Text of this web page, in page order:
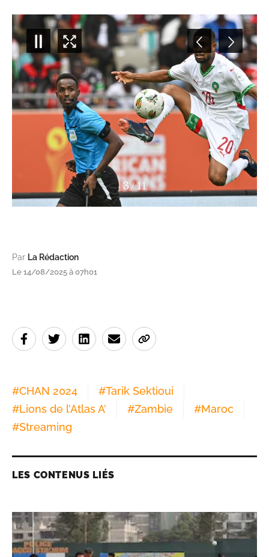
3/11
Par La Rédaction
Le 14/08/2025 à 07h01
#CHAN 2024 #Tarik Sektioui
#Lions de l’Atlas A’ #Zambie #Maroc
#Streaming
LES CONTENUS LIÉS